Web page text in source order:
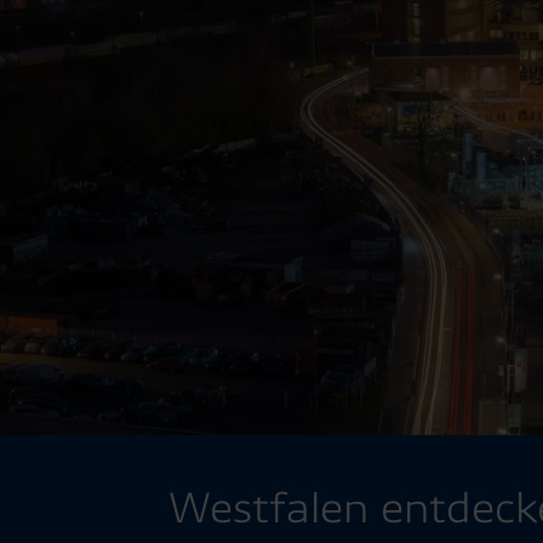
Westfalen